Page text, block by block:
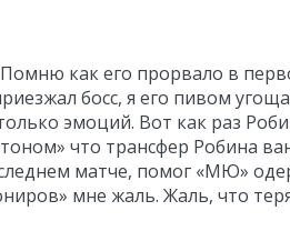
как его прорвало в
босс, я его пивом
эмоций. Вот как раз
что трансфер Робина
матче, помог «МЮ»
мне жаль. Жаль, что